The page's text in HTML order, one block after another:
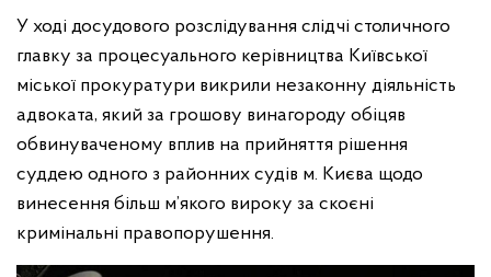
У ході досудового розслідування слідчі столичного
главку за процесуального керівництва Київської
міської прокуратури викрили незаконну діяльність
адвоката, який за грошову винагороду обіцяв
обвинуваченому вплив на прийняття рішення
суддею одного з районних судів м. Києва щодо
винесення більш м’якого вироку за скоєні
кримінальні правопорушення.